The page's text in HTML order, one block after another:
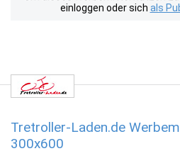
einloggen oder sich als
Tretroller-Laden.de
300x600